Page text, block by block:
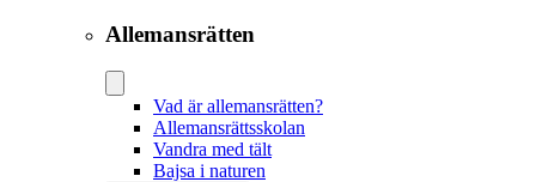
Allemansrätten
Vad är allemansrätten?
Allemansrättsskolan
Vandra med tält
Bajsa i naturen